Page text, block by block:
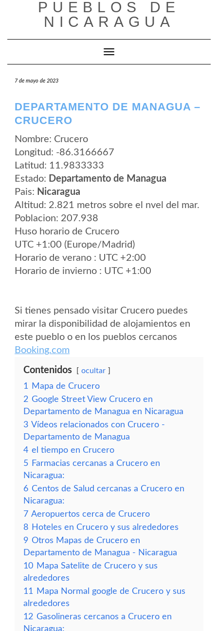
PUEBLOS DE
NICARAGUA
Cambiar modo de navegación
7 de mayo de 2023
DEPARTAMENTO DE MANAGUA –
CRUCERO
Nombre: Crucero
Longitud: -86.3166667
Latitud: 11.9833333
Estado: Departamento de Managua
Pais: Nicaragua
Altitud: 2.821 metros sobre el nvel del mar.
Poblacion: 207.938
Huso horario de Crucero
UTC +1:00 (Europe/Madrid)
Horario de verano : UTC +2:00
Horario de invierno : UTC +1:00
Si tienes pensado visitar Crucero puedes
mirar la disponibilidad de alojamientos en
este pueblo o en los pueblos cercanos
Booking.com
Contenidos ocultar
1
Mapa de Crucero
2 Google Street View Crucero en
Departamento de Managua en Nicaragua
3 Vídeos relacionados con Crucero -
Departamento de Managua
4 el tiempo en Crucero
5 Farmacias cercanas a Crucero en
Nicaragua:
6 Centos de Salud cercanas a Crucero en
Nicaragua:
7 Aeropuertos cerca de Crucero
8 Hoteles en Crucero y sus alrededores
9 Otros Mapas de Crucero en
Departamento de Managua - Nicaragua
10 Mapa Satelite de Crucero y sus
alrededores
11
Mapa Normal google de Crucero y sus
alrededores
12 Gasolineras cercanos a Crucero en
Nicaragua: